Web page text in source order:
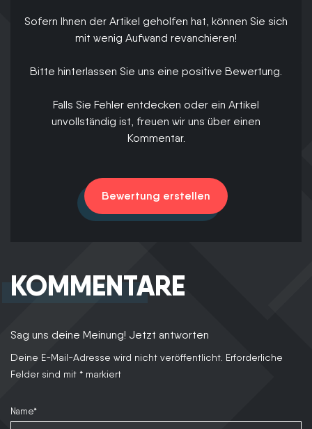
Sofern Ihnen der Artikel geholfen hat, können Sie sich
mit wenig Aufwand revanchieren!
Bitte hinterlassen Sie uns eine positive Bewertung.
Falls Sie Fehler entdecken oder ein Artikel
unvollständig ist, freuen wir uns über einen
Kommentar.
Bewertung erstellen
KOMMENTARE
Sag uns deine Meinung! Jetzt antworten
Deine E-Mail-Adresse wird nicht veröffentlicht. Erforderliche
Felder sind mit * markiert
Name*